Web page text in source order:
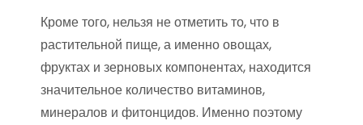
Кроме того, нельзя не отметить то, что в
растительной пище, а именно овощах,
фруктах и зерновых компонентах, находится
значительное количество витаминов,
минералов и фитонцидов. Именно поэтому